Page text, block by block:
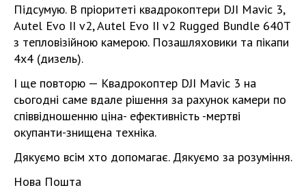
Підсумую. В пріоритеті квадрокоптери DJI Mavic 3,
Autel Evo II v2, Autel Evo II v2 Rugged Bundle 640T
з тепловізійною камерою. Позашляховики та пікапи
4х4 (дизель).
І ще повторю — Квадрокоптер DJI Mavic 3 на
сьогодні саме вдале рішення за рахунок камери по
співвідношенню ціна- ефективність -мертві
окупанти-знищена техніка.
Дякуємо всім хто допомагає. Дякуємо за розуміння.
Нова Пошта